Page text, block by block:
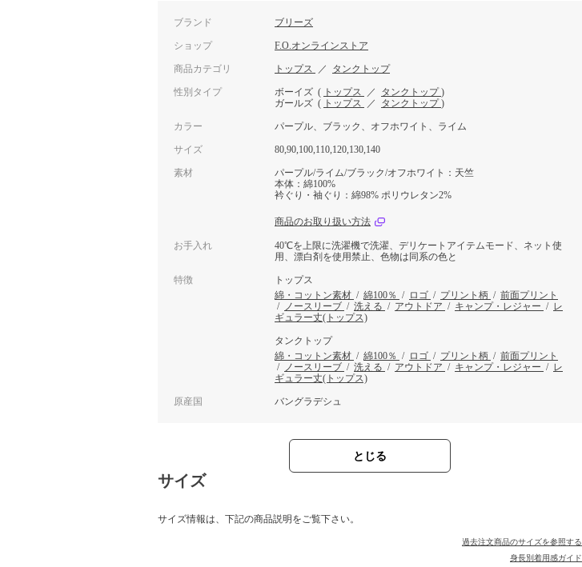
ブランド ブリーズ
ショップ F.O.オンラインストア
商品カテゴリ トップス ／ タンクトップ
性別タイプ ボーイズ ( トップス ／ タンクトップ )
ガールズ ( トップス ／ タンクトップ )
カラー パープル、ブラック、オフホワイト、ライム
サイズ 80,90,100,110,120,130,140
素材
パープル/ライム/ブラック/オフホワイト：天竺
本体：綿100%
衿ぐり・袖ぐり：綿98% ポリウレタン2%
商品のお取り扱い方法
お手入れ
40℃を上限に洗濯機で洗濯、デリケートアイテムモード、ネット使
用、漂白剤を使用禁止、色物は同系の色と
特徴
トップス
綿・コットン素材 / 綿100％ / ロゴ / プリント柄 / 前面プリント
/
ノースリーブ / 洗える / アウトドア / キャンプ・レジャー / レ
ギュラー丈(トップス)
タンクトップ
綿・コットン素材 / 綿100％ / ロゴ / プリント柄 / 前面プリント
/
ノースリーブ / 洗える / アウトドア / キャンプ・レジャー / レ
ギュラー丈(トップス)
原産国 バングラデシュ
とじる
サイズ
サイズ情報は、下記の商品説明をご覧下さい。
過去注文商品のサイズを参照する
身長別着用感ガイド